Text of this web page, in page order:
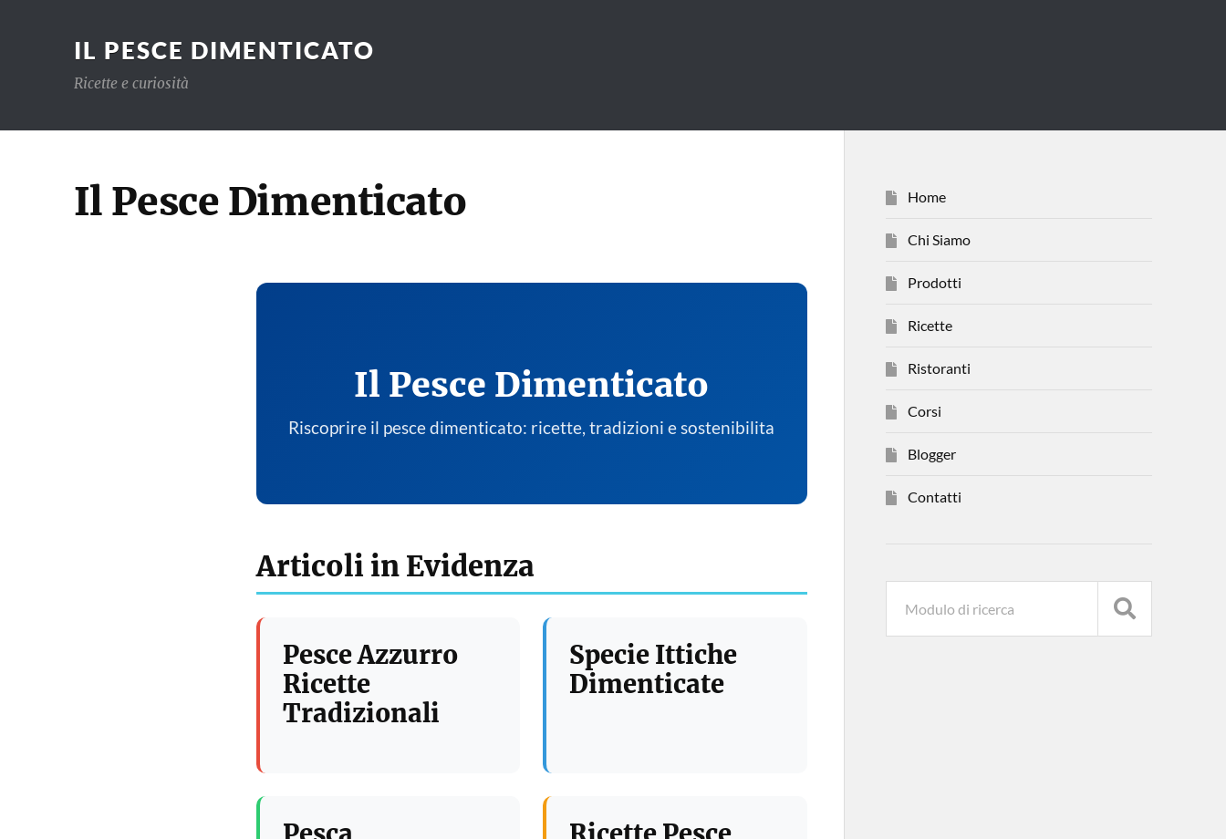
IL PESCE DIMENTICATO
Ricette e curiosità
Il Pesce Dimenticato
Il Pesce Dimenticato
Riscoprire il pesce dimenticato: ricette, tradizioni e sostenibilita
Articoli in Evidenza
Pesce Azzurro
Ricette
Tradizionali
Specie Ittiche
Dimenticate
Home
Chi Siamo
Prodotti
Ricette
Ristoranti
Corsi
Blogger
Contatti